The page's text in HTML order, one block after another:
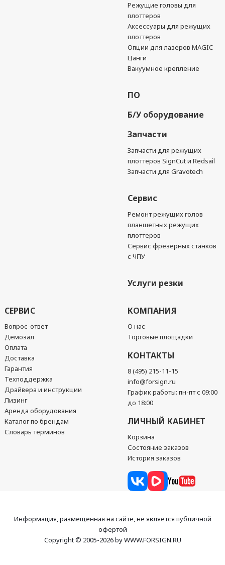
Режущие головы для
плоттеров
Аксессуары для режущих
плоттеров
Опции для лазеров MAGIC
Цанги
Вакуумное крепление
ПО
Б/У оборудование
Запчасти
Запчасти для режущих
плоттеров SignCut и Redsail
Запчасти для Gravotech
Сервис
Ремонт режущих голов
планшетных режущих
плоттеров
Сервис фрезерных станков
с ЧПУ
Услуги резки
СЕРВИС
Вопрос-ответ
Демозал
Оплата
Доставка
Гарантия
Техподдержка
Драйвера и инструкции
Лизинг
Аренда оборудования
Каталог по брендам
Словарь терминов
КОМПАНИЯ
О нас
Торговые площадки
КОНТАКТЫ
8 (495) 215-11-15
info@forsign.ru
График работы: пн-пт с 09:00
до 18:00
ЛИЧНЫЙ КАБИНЕТ
Корзина
Состояние заказов
История заказов
Информация, размещенная на сайте, не является публичной
офертой
Copyright © 2005-2026 by WWW.FORSIGN.RU